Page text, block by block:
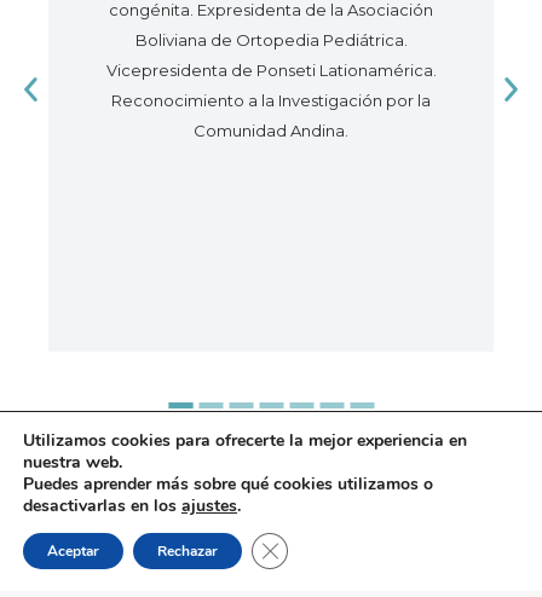
congénita. Expresidenta de la Asociación
Boliviana de Ortopedia Pediátrica.
Vicepresidenta de Ponseti Lationamérica.
Reconocimiento a la Investigación por la
Comunidad Andina.
Privacy Policy
Utilizamos cookies para ofrecerte la mejor experiencia en
nuestra web.
Puedes aprender más sobre qué cookies utilizamos o
desactivarlas en los ajustes.
Aceptar Rechazar Cerrar el banner de cookies RGPD